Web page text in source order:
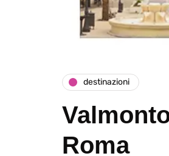
destinazioni
Roma